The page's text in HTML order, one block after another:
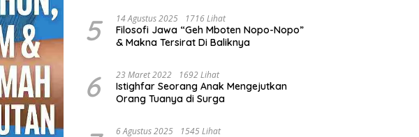
5 14 Agustus 2025 1716 Lihat
Filosofi Jawa “Geh Mboten Nopo-Nopo”
& Makna Tersirat Di Baliknya
6 23 Maret 2022 1692 Lihat
Istighfar Seorang Anak Mengejutkan
Orang Tuanya di Surga
6 Agustus 2025 1545 Lihat